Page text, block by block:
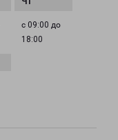
с 09:00 до
18:00